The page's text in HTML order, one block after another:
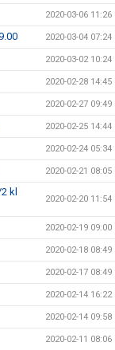
2020-03-06 11:26
2020-03-04 07:24
2020-03-02 10:24
2020-02-28 14:45
2020-02-27 09:49
2020-02-25 14:44
2020-02-24 05:34
2020-02-21 08:05
kl
2020-02-20 11:54
2020-02-19 09:00
2020-02-18 08:49
2020-02-17 08:49
2020-02-14 16:22
2020-02-14 09:58
2020-02-11 08:06